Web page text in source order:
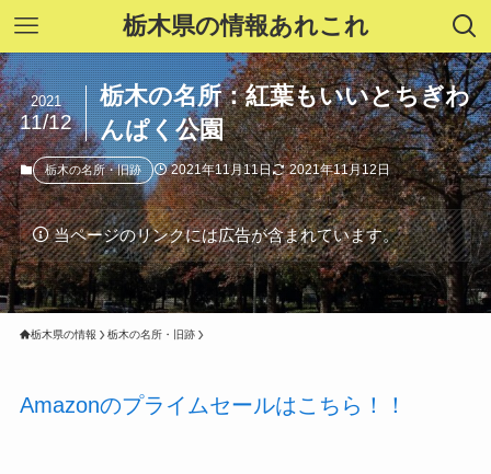
栃木県の情報あれこれ
栃木の名所：紅葉もいいとちぎわ
んぱく公園
2021
11/12
栃木の名所・旧跡 2021年11月11日 2021年11月12日
当ページのリンクには広告が含まれています。
栃木県の情報 栃木の名所・旧跡
Amazonのプライムセールはこちら！！